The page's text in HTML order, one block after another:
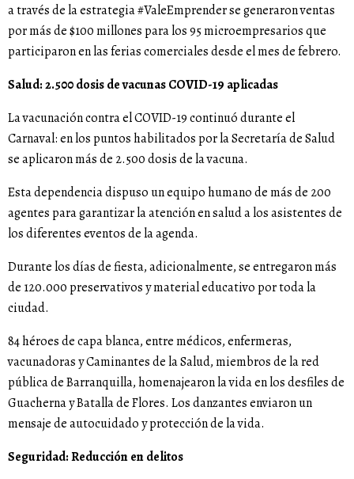
a través de la estrategia #ValeEmprender se generaron ventas
por más de $100 millones para los 95 microempresarios que
participaron en las ferias comerciales desde el mes de febrero.
Salud: 2.500 dosis de vacunas COVID-19 aplicadas
La vacunación contra el COVID-19 continuó durante el
Carnaval: en los puntos habilitados por la Secretaría de Salud
se aplicaron más de 2.500 dosis de la vacuna.
Esta dependencia dispuso un equipo humano de más de 200
agentes para garantizar la atención en salud a los asistentes de
los diferentes eventos de la agenda.
Durante los días de fiesta, adicionalmente, se entregaron más
de 120.000 preservativos y material educativo por toda la
ciudad.
84 héroes de capa blanca, entre médicos, enfermeras,
vacunadoras y Caminantes de la Salud, miembros de la red
pública de Barranquilla, homenajearon la vida en los desfiles de
Guacherna y Batalla de Flores. Los danzantes enviaron un
mensaje de autocuidado y protección de la vida.
Seguridad: Reducción en delitos